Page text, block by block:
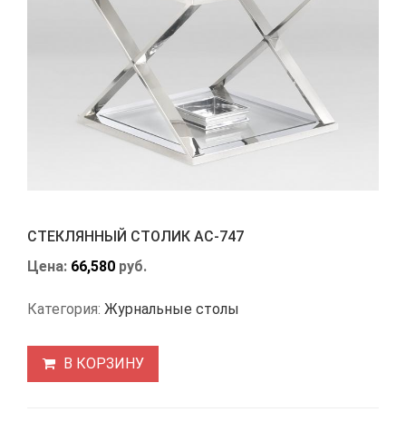
СТЕКЛЯННЫЙ СТОЛИК АС-747
Цена: 66,580 руб.
Категория: Журнальные столы
В КОРЗИНУ